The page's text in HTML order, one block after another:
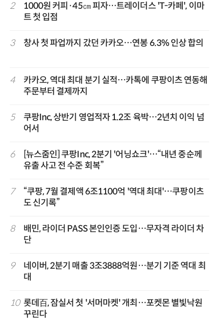
2
1000원 커피·45㎝ 피자…트레이더스 'T-카페', 이마
트 첫 입점
3 창사 첫 파업까지 갔던 카카오…연봉 6.3% 인상 합의
4
카카오, 역대 최대 분기 실적…카톡에 쿠팡이츠 연동해
주문부터 결제까지
5
쿠팡Inc, 상반기 영업적자 1.2조 육박…2년치 이익 넘
어서
6
[뉴스줌인] 쿠팡Inc, 2분기 '어닝쇼크'…“내년 중순께
유출 사고 전 수준 회복”
7
“쿠팡, 7월 결제액 6조1100억 '역대 최대'…쿠팡이츠
도 신기록”
8
배민, 라이더 PASS 본인인증 도입…무자격 라이더 차
단
9
네이버, 2분기 매출 3조3888억원…분기 기준 역대 최
대
10 롯데百, 잠실서 첫 '서머마켓' 개최…포켓몬 별빛낙원
꾸린다